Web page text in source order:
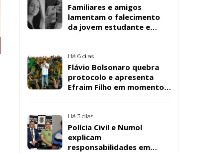
Familiares e amigos
lamentam o falecimento
da jovem estudante e
Santos, em Patos
Há 6 dias
Flávio Bolsonaro quebra
protocolo e apresenta
Efraim Filho em momento
Há 3 dias
Polícia Civil e Numol
explicam
responsabilidades em